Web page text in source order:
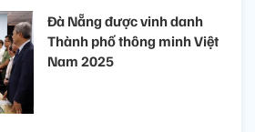
Đà Nẵng được vinh danh
Thành phố thông minh Việt
Nam 2025